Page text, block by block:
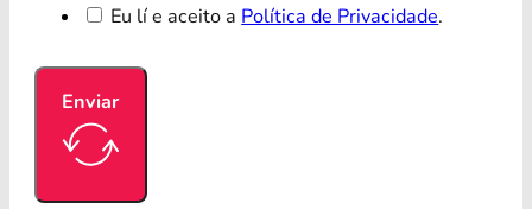
Eu lí e aceito a Política de Privacidade.
Enviar